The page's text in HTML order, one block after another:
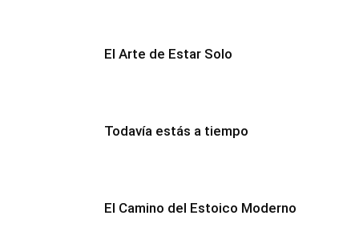
El Arte de Estar Solo
Todavía estás a tiempo
El Camino del Estoico Moderno